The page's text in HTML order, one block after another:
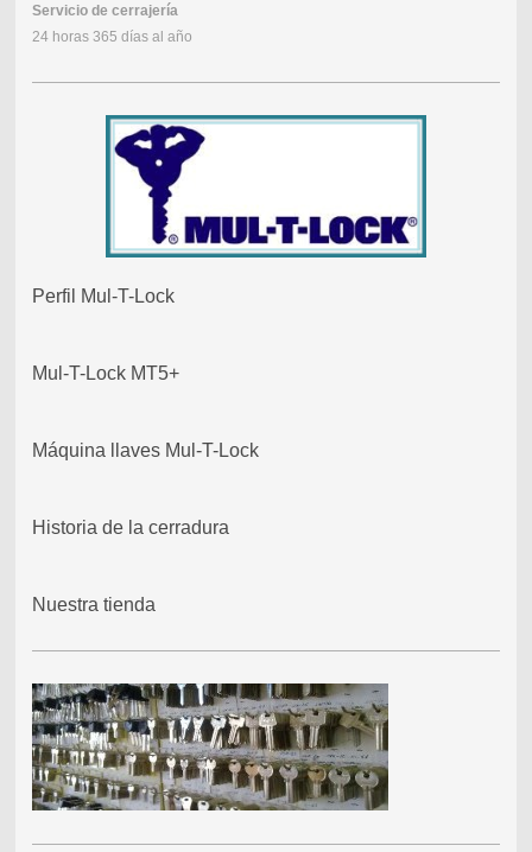
Servicio de cerrajería
24 horas 365 días al año
Perfil Mul-T-Lock
Mul-T-Lock MT5+
Máquina llaves Mul-T-Lock
Historia de la cerradura
Nuestra tienda